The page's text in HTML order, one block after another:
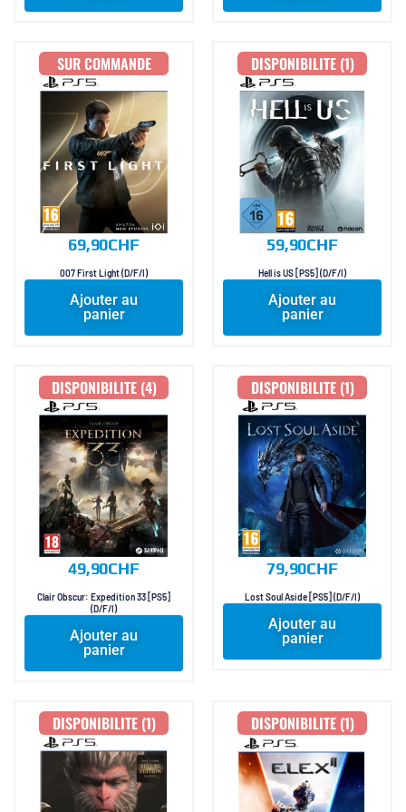
SUR COMMANDE
69,90CHF
007 First Light (D/F/I)
Ajouter au
panier
DISPONIBILITE (1)
59,90CHF
Hell is US [PS5] (D/F/I)
Ajouter au
panier
DISPONIBILITE (4)
49,90CHF
Clair Obscur: Expedition 33 [PS5]
(D/F/I)
Ajouter au
panier
DISPONIBILITE (1)
79,90CHF
Lost Soul Aside [PS5] (D/F/I)
Ajouter au
panier
DISPONIBILITE (1) DISPONIBILITE (1)